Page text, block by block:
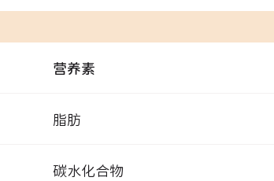
营养素
脂肪
碳水化合物